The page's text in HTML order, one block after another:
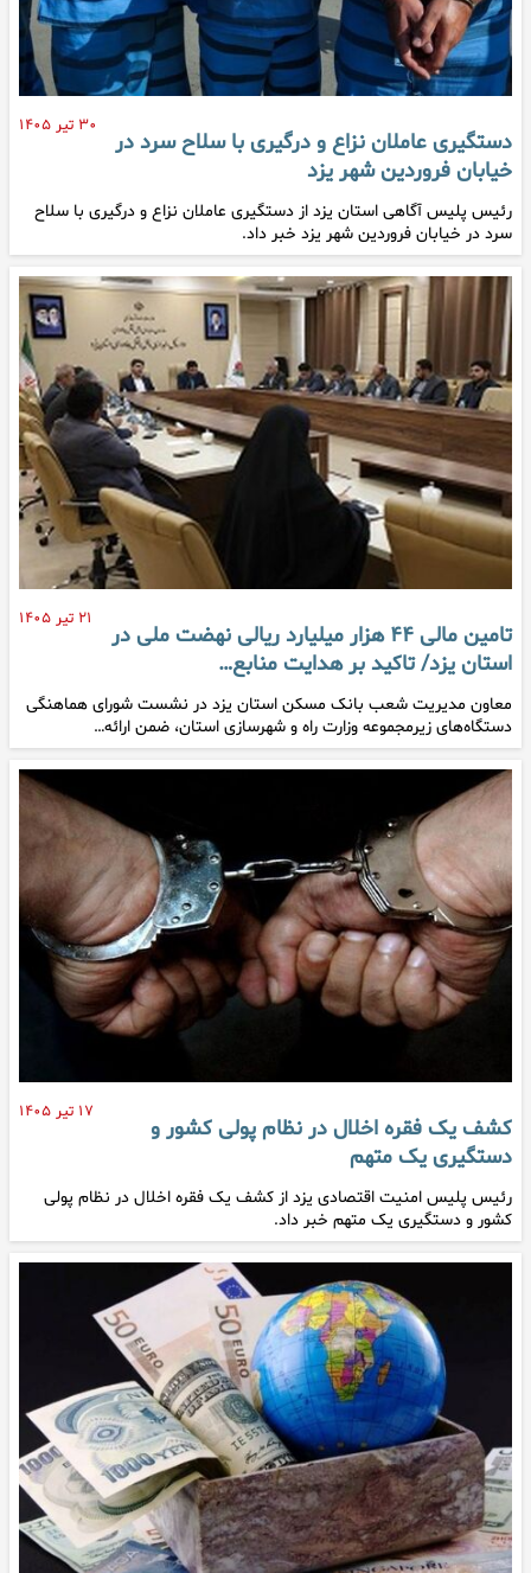
۳۰ تیر ۱۴۰۵
دستگیری عاملان نزاع و درگیری با سلاح سرد در
خیابان فروردین شهر یزد
رئیس پلیس آگاهی استان یزد از دستگیری عاملان نزاع و درگیری با سلاح
سرد در خیابان فروردین شهر یزد خبر داد.
۲۱ تیر ۱۴۰۵
تامین مالی ۴۴ هزار میلیارد ریالی نهضت ملی در
استان یزد/ تاکید بر هدایت منابع…
معاون مدیریت شعب بانک مسکن استان یزد در نشست شورای هماهنگی
دستگاه‌های زیرمجموعه وزارت راه و شهرسازی استان، ضمن ارائه…
۱۷ تیر ۱۴۰۵
کشف یک فقره اخلال در نظام پولی کشور و
دستگیری یک متهم
رئیس پلیس امنیت اقتصادی یزد از کشف یک فقره اخلال در نظام پولی
کشور و دستگیری یک متهم خبر داد.